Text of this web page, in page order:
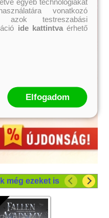
még ezeket is
vonatkozó
azok testreszabási
ide kattintvaérhető
Elfogadom